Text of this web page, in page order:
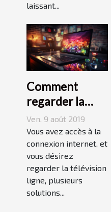
laissant...
Comment
regarder la
télévision
gratuitement
en streaming ?
Ven. 9 août 2019
Vous avez accès à la
connexion internet, et
vous désirez
regarder la télévision
ligne, plusieurs
solutions...